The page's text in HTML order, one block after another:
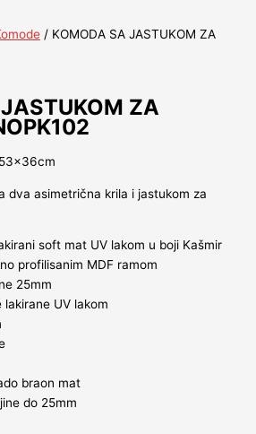
/ KOMODA SA JASTUKOM ZA
ZA
dva asimetrična krila i jastukom za
soft mat UV lakom u boji Kašmir
profilisanim MDF ramom
25mm
UV lakom
braon mat
do 25mm